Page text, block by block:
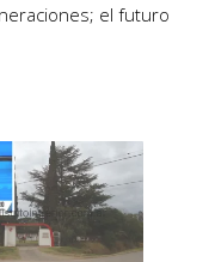
el futuro